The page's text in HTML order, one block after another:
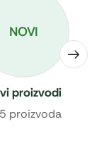
NOVI
proizvodi
proizvoda